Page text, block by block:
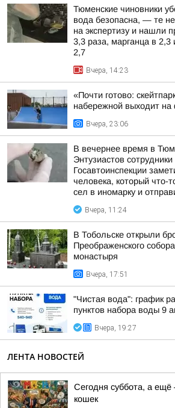
Тюменские чиновники
вода безопасна, — те
на экспертизу и нашли
3,3 раза, марганца в
2,7
Вчера, 14:23
«Почти готово:
набережной выходит
Вчера, 23:06
В вечернее время в
Энтузиастов
Госавтоинспекции
человека, который что-
сел в иномарку и
Вчера, 11:24
В Тобольске открыли
Преображенского
монастыря
Вчера, 17:51
"Чистая вода": график
пунктов набора воды 9
Вчера, 19:27
ЛЕНТА НОВОСТЕЙ
Сегодня суббота, а
кошек